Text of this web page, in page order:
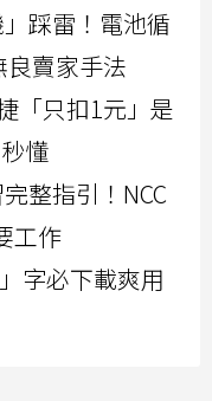
踩雷！電池循
賣家手法
「只扣1元」是
懂
整指引！NCC
工作
字必下載爽用